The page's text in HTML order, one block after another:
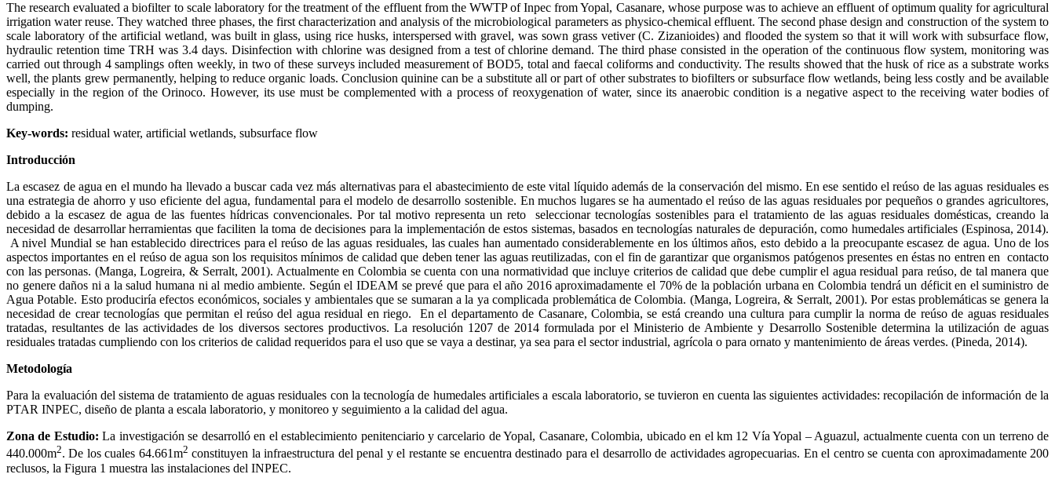
The research evaluated a biofilter to scale laboratory for the treatment of the effluent from the WWTP of Inpec from Yopal, Casanare, whose purpose was to achieve an effluent of optimum quality for agricultural
irrigation water reuse. They watched three phases, the first characterization and analysis of the microbiological parameters as physico-chemical effluent. The second phase design and construction of the system to
scale laboratory of the artificial wetland, was built in glass, using rice husks, interspersed with gravel, was sown grass vetiver (C. Zizanioides) and flooded the system so that it will work with subsurface flow,
hydraulic retention time TRH was 3.4 days. Disinfection with chlorine was designed from a test of chlorine demand. The third phase consisted in the operation of the continuous flow system, monitoring was
carried out through 4 samplings often weekly, in two of these surveys included measurement of BOD5, total and faecal coliforms and conductivity. The results showed that the husk of rice as a substrate works
well, the plants grew permanently, helping to reduce organic loads. Conclusion quinine can be a substitute all or part of other substrates to biofilters or subsurface flow wetlands, being less costly and be available
especially in the region of the Orinoco. However, its use must be complemented with a process of reoxygenation of water, since its anaerobic condition is a negative aspect to the receiving water bodies of
dumping.
Key-words: residual water, artificial wetlands, subsurface flow
Introducción
La escasez de agua en el mundo ha llevado a buscar cada vez más alternativas para el abastecimiento de este vital líquido además de la conservación del mismo. En ese sentido el reúso de las aguas residuales es
una estrategia de ahorro y uso eficiente del agua, fundamental para el modelo de desarrollo sostenible. En muchos lugares se ha aumentado el reúso de las aguas residuales por pequeños o grandes agricultores,
debido a la escasez de agua de las fuentes hídricas convencionales. Por tal motivo representa un reto seleccionar tecnologías sostenibles para el tratamiento de las aguas residuales domésticas, creando la
necesidad de desarrollar herramientas que faciliten la toma de decisiones para la implementación de estos sistemas, basados en tecnologías naturales de depuración, como humedales artificiales (Espinosa, 2014).
A nivel Mundial se han establecido directrices para el reúso de las aguas residuales, las cuales han aumentado considerablemente en los últimos años, esto debido a la preocupante escasez de agua. Uno de los
aspectos importantes en el reúso de agua son los requisitos mínimos de calidad que deben tener las aguas reutilizadas, con el fin de garantizar que organismos patógenos presentes en éstas no entren en contacto
con las personas. (Manga, Logreira, & Serralt, 2001). Actualmente en Colombia se cuenta con una normatividad que incluye criterios de calidad que debe cumplir el agua residual para reúso, de tal manera que
no genere daños ni a la salud humana ni al medio ambiente. Según el IDEAM se prevé que para el año 2016 aproximadamente el 70% de la población urbana en Colombia tendrá un déficit en el suministro de
Agua Potable. Esto produciría efectos económicos, sociales y ambientales que se sumaran a la ya complicada problemática de Colombia. (Manga, Logreira, & Serralt, 2001). Por estas problemáticas se genera la
necesidad de crear tecnologías que permitan el reúso del agua residual en riego. En el departamento de Casanare, Colombia, se está creando una cultura para cumplir la norma de reúso de aguas residuales
tratadas, resultantes de las actividades de los diversos sectores productivos. La resolución 1207 de 2014 formulada por el Ministerio de Ambiente y Desarrollo Sostenible determina la utilización de aguas
residuales tratadas cumpliendo con los criterios de calidad requeridos para el uso que se vaya a destinar, ya sea para el sector industrial, agrícola o para ornato y mantenimiento de áreas verdes. (Pineda, 2014).
Metodología
Para la evaluación del sistema de tratamiento de aguas residuales con la tecnología de humedales artificiales a escala laboratorio, se tuvieron en cuenta las siguientes actividades: recopilación de información de la
PTAR INPEC, diseño de planta a escala laboratorio, y monitoreo y seguimiento a la calidad del agua.
Zona de Estudio: La investigación se desarrolló en el establecimiento penitenciario y carcelario de Yopal, Casanare, Colombia, ubicado en el km 12 Vía Yopal – Aguazul, actualmente cuenta con un terreno de
440.000m2. De los cuales 64.661m2 constituyen la infraestructura del penal y el restante se encuentra destinado para el desarrollo de actividades agropecuarias. En el centro se cuenta con aproximadamente 200
reclusos, la Figura 1 muestra las instalaciones del INPEC.